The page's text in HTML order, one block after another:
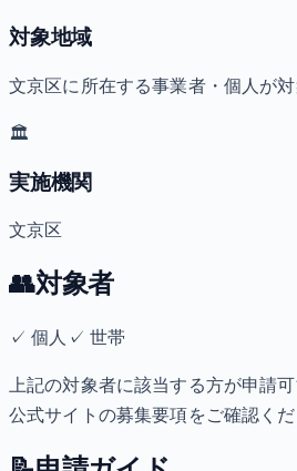
対象地域
文京区に所在する事業者・個人が対
🏛️
実施機関
文京区
👥対象者
✓個人 ✓ 世帯
上記の対象者に該当する方が申請
公式サイトの募集要項をご確認くだ